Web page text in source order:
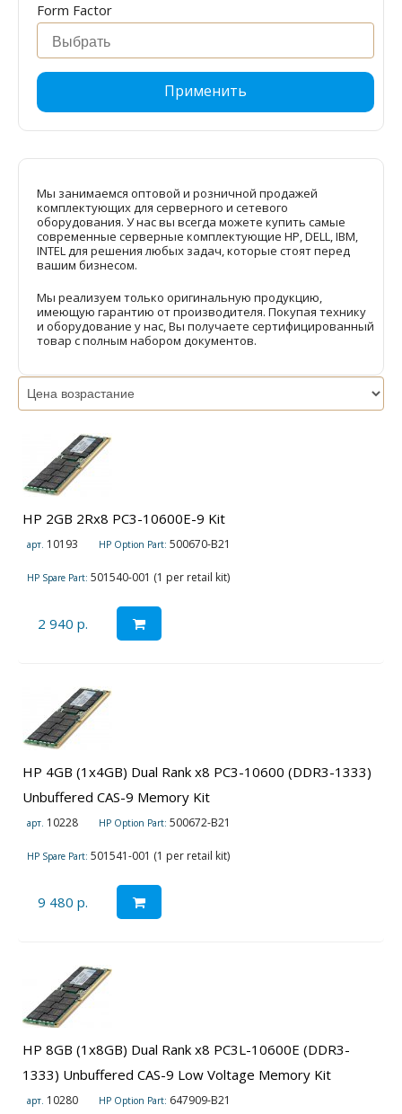
Form Factor
Применить
Мы занимаемся оптовой и розничной продажей
комплектующих для серверного и сетевого
оборудования. У нас вы всегда можете купить самые
современные серверные комплектующие HP, DELL, IBM,
INTEL для решения любых задач, которые стоят перед
вашим бизнесом.
Мы реализуем только оригинальную продукцию,
имеющую гарантию от производителя. Покупая технику
и оборудование у нас, Вы получаете сертифицированный
товар с полным набором документов.
HP 2GB 2Rx8 PC3-10600E-9 Kit
арт. 10193 HP Option Part: 500670-B21
HP Spare Part: 501540-001 (1 per retail kit)
2 940 р.
HP 4GB (1x4GB) Dual Rank x8 PC3-10600 (DDR3-1333)
Unbuffered CAS-9 Memory Kit
арт. 10228 HP Option Part: 500672-B21
HP Spare Part: 501541-001 (1 per retail kit)
9 480 р.
HP 8GB (1x8GB) Dual Rank x8 PC3L-10600E (DDR3-
1333) Unbuffered CAS-9 Low Voltage Memory Kit
арт. 10280 HP Option Part: 647909-B21